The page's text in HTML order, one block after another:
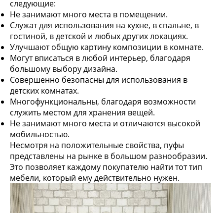
следующие:
Не занимают много места в помещении.
Служат для использования на кухне, в спальне, в
гостиной, в детской и любых других локациях.
Улучшают общую картину композиции в комнате.
Могут вписаться в любой интерьер, благодаря
большому выбору дизайна.
Совершенно безопасны для использования в
детских комнатах.
Многофункциональны, благодаря возможности
служить местом для хранения вещей.
Не занимают много места и отличаются высокой
мобильностью.
Несмотря на положительные свойства, пуфы
представлены на рынке в большом разнообразии.
Это позволяет каждому покупателю найти тот тип
мебели, который ему действительно нужен.